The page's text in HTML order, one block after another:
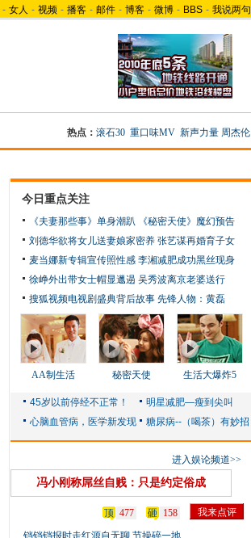
- 女人 - 视频 - 播客 - 邮件 - 博客 - 微博 - BBS - 我说两句
热点： 滚石30 重口味MV 新声力量 周杰伦
今日重点关注
《夫妻那些事》单身潮趴
《秘密天使》魔幻预告
刘德华欲将女儿送妻娘家密养 张艺谋再婚育子女
麦当娜新专辑宣传照性感 李湘减肥成功黑丝现身
徐峥外出带女士帽显邋遢 吴秀波离京老婆送行
搜狐视频电视剧盛典背后故事 先锋人物：黄磊
AA制生活 秘密天使 生活大爆炸5
进入娱论频道>>
冯小刚称屌丝自贱：只是约定俗成
顶 477 砸
158
铛铛铛报时走红源自无聊 节操碎一地